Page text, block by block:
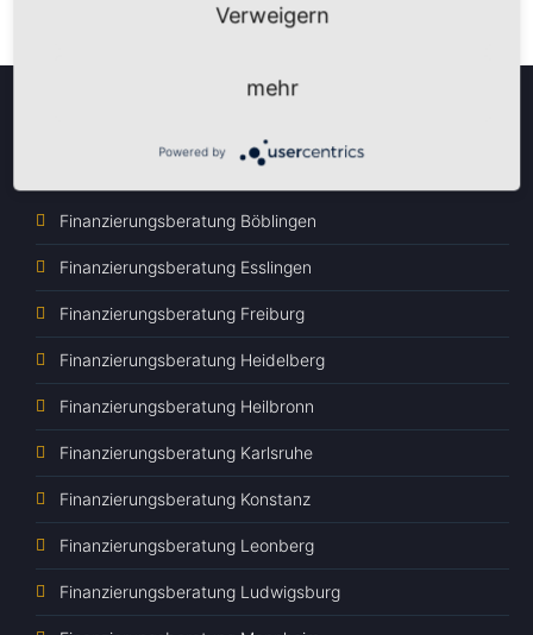
Finanzierungsberatung Süd
Finanzierungsberatung Böblingen
Finanzierungsberatung Esslingen
Finanzierungsberatung Freiburg
Finanzierungsberatung Heidelberg
Finanzierungsberatung Heilbronn
Finanzierungsberatung Karlsruhe
Finanzierungsberatung Konstanz
Finanzierungsberatung Leonberg
Finanzierungsberatung Ludwigsburg
Verweigern
mehr
Powered by